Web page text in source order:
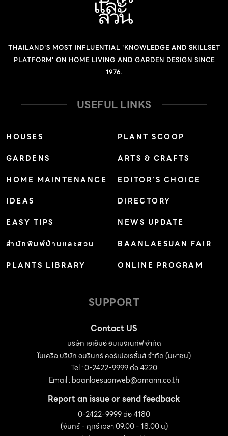
เซนติเมตร กลีบเลี้ยงและกลีบดอกสีน้ำตาลแดงถึงน้ำตาลอม
ม่วง กลีบปากกว้างรูปรี ออกดอกเดือนกันยายน – ตุลาคม
หรือได้รับแสงในช่วงเช้า ขยายพันธุ์: แยกกอ ปักชำ หรือเพาะ
เลี้ยงเนื้อเยื่อ การใช้งานและอื่นๆ: เหมาะปลูกเป็นไม้กระถาง
THAILAND'S MOST INFLUENTIAL 'KNOWLEDGE AND SKILLSET
PLATFORM' ON HOME LIVING AND GARDEN DESIGN SINCE
1976.
USEFUL LINKS
HOUSES
GARDENS
HOME MAINTENANCE
IDEAS
EASY TIPS
สำนักพิมพ์บ้านและสวน
PLANTS LIBRARY
PLANT SCOOP
ARTS & CRAFTS
EDITOR’S CHOICE
DIRECTORY
NEWS UPDATE
BAANLAESUAN FAIR
ONLINE PROGRAM
SUPPORT
Contact US
บริษัท เอเอ็มอี อิมเมจิเนทีฟ จำกัด
ในเครือ บริษัท อมรินทร์ คอร์เปอเรชั่นส์ จำกัด (มหาชน)
Tel : 0-2422-9999 ต่อ 4220
Email :baanlaesuanweb@amarin.co.th
Report an issue or send feedback
0-2422-9999 ต่อ 4180
(จันทร์ - ศุกร์ เวลา 09.00 - 18.00 น)